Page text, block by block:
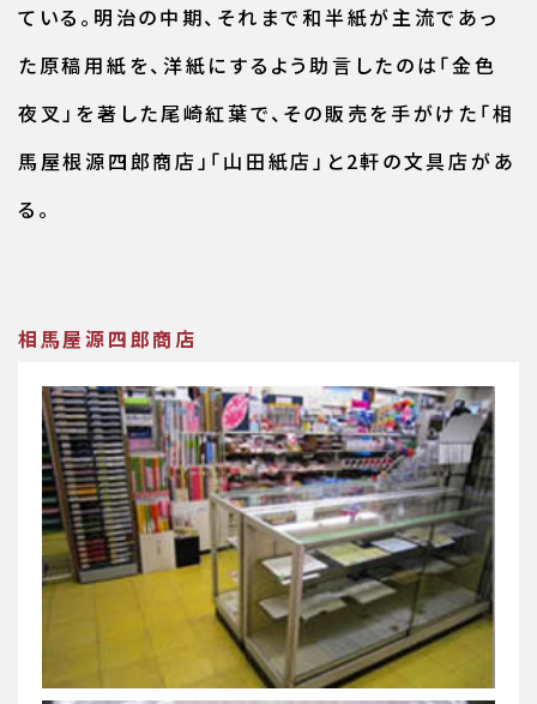
ている。明治の中期、それまで和半紙が主流であっ
た原稿用紙を、洋紙にするよう助言したのは「金色
夜叉」を著した尾崎紅葉で、その販売を手がけた「相
馬屋根源四郎商店」「山田紙店」と2軒の文具店があ
る。
相馬屋源四郎商店